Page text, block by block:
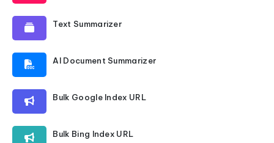
Text Summarizer
AI Document Summarizer
Bulk Google Index URL
Bulk Bing Index URL